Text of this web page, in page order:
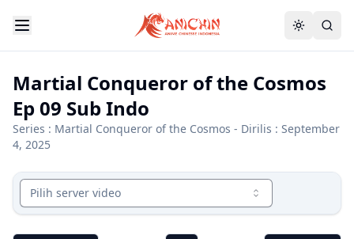
Martial Conqueror of the Cosmos
Ep 09 Sub Indo
Series : Martial Conqueror of the Cosmos - Dirilis : September
4, 2025
Pilih server video